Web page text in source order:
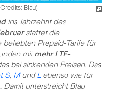
Credits: Blau)
ins Jahrzehnt des
stattet die
Prepaid-Tarife für
mitmehr LTE-
bei sinkenden Preisen. Das
S, MundL ebenso wie für
Damit unterstreicht Blau